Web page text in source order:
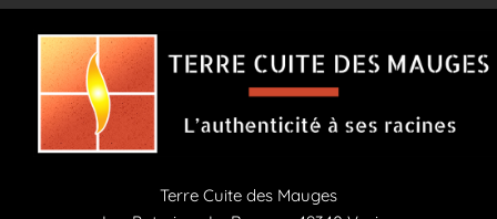
Terre Cuite des Mauges